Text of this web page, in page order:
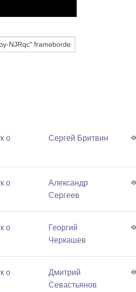
о
Сергей Бритвин
о
Александр
Сергеев
о
Георгий
Черкашев
о
Дмитрий
Севастьянов